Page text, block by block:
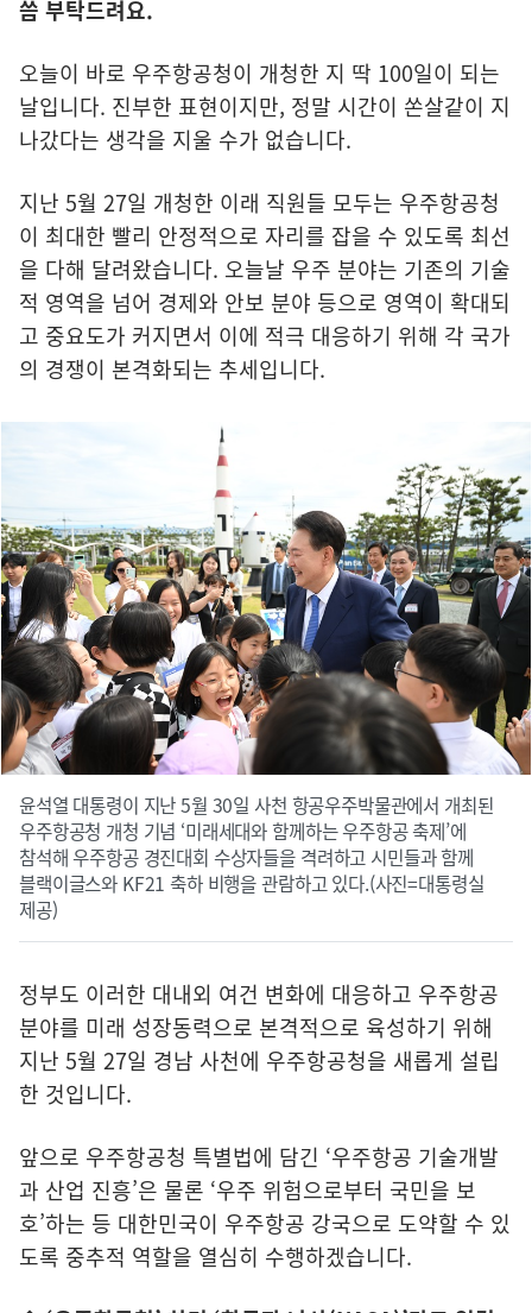
씀 부탁드려요.
오늘이 바로 우주항공청이 개청한 지 딱 100일이 되는
날입니다. 진부한 표현이지만, 정말 시간이 쏜살같이 지
나갔다는 생각을 지울 수가 없습니다.
지난 5월 27일 개청한 이래 직원들 모두는 우주항공청
이 최대한 빨리 안정적으로 자리를 잡을 수 있도록 최선
을 다해 달려왔습니다. 오늘날 우주 분야는 기존의 기술
적 영역을 넘어 경제와 안보 분야 등으로 영역이 확대되
고 중요도가 커지면서 이에 적극 대응하기 위해 각 국가
의 경쟁이 본격화되는 추세입니다.
윤석열 대통령이 지난 5월 30일 사천 항공우주박물관에서 개최된
우주항공청 개청 기념 ‘미래세대와 함께하는 우주항공 축제’에
참석해 우주항공 경진대회 수상자들을 격려하고 시민들과 함께
블랙이글스와 KF21 축하 비행을 관람하고 있다.(사진=대통령실
제공)
정부도 이러한 대내외 여건 변화에 대응하고 우주항공
분야를 미래 성장동력으로 본격적으로 육성하기 위해
지난 5월 27일 경남 사천에 우주항공청을 새롭게 설립
한 것입니다.
앞으로 우주항공청 특별법에 담긴 ‘우주항공 기술개발
과 산업 진흥’은 물론 ‘우주 위험으로부터 국민을 보
호’하는 등 대한민국이 우주항공 강국으로 도약할 수 있
도록 중추적 역할을 열심히 수행하겠습니다.